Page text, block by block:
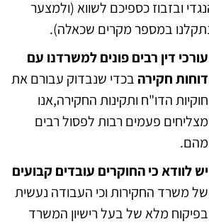
ובזבוז כספיכם לשווא (ולמצער
במספר מקרים שכאלה).
עורכי דין רבים פונים למשרדנו עם
דוחות חקירה בכדי שנבדוק עבורם את
חוקיות הדו"ח ותקינות החקירה,אנו
מצליחים פעמים רבות לפסול רבים
מהם.
יש לוודא כי החוקרים עובדים קבועים
של משרד החקירות וכי העבודה נעשית
בפיקוח מלא של בעל רישיון המשרד